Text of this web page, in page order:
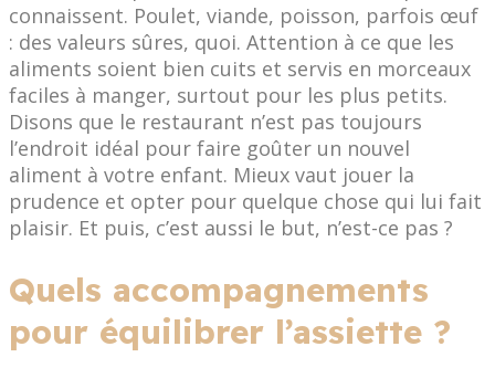
connaissent. Poulet, viande, poisson, parfois œuf
: des valeurs sûres, quoi. Attention à ce que les
aliments soient bien cuits et servis en morceaux
faciles à manger, surtout pour les plus petits.
Disons que le restaurant n’est pas toujours
l’endroit idéal pour faire goûter un nouvel
aliment à votre enfant. Mieux vaut jouer la
prudence et opter pour quelque chose qui lui fait
plaisir. Et puis, c’est aussi le but, n’est-ce pas ?
Quels accompagnements
pour équilibrer l’assiette ?